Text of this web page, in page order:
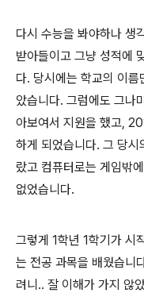
다시 수능을 봐야하나 생
받아들이고 그냥 성적에
다. 당시에는 학교의 이
았습니다. 그럼에도 그나
아보여서 지원을 했고,
하게 되었습니다. 그 당시
랐고 컴퓨터로는 게임밖
없었습니다.
그렇게 1학년 1학기가 시
는 전공 과목을 배웠습니
려니.. 잘 이해가 가지 않